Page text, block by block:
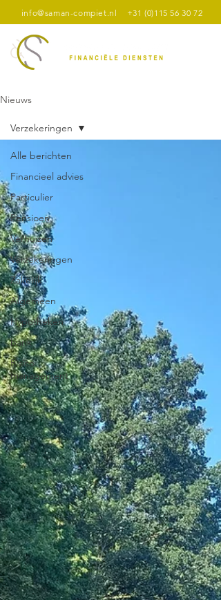
info@saman-compiet.nl +31 (0)115 56 30 72
Nieuws
Alle berichten
Financieel advies
Particulier
Pensioen
Verhuizen
Verzekeringen
Zakelijk
Algemeen
Hypotheken
bank
Risico
management
Verzekeringen